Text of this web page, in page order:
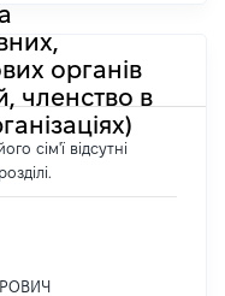
органів
членство в
сім'ї відсутні